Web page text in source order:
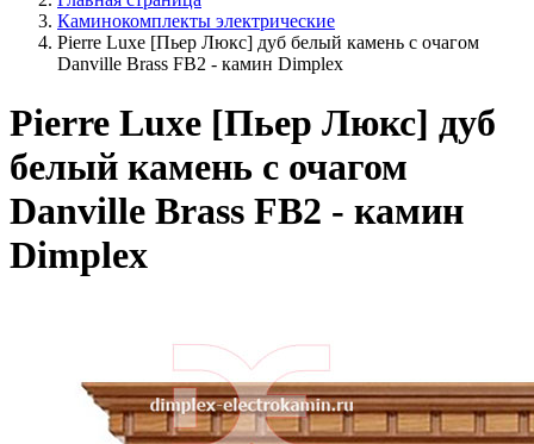
Каминокомплекты электрические
Pierre Luxe [Пьер Люкс] дуб белый камень с очагом
Danville Brass FB2 - камин Dimplex
Pierre Luxe [Пьер Люкс] дуб
белый камень с очагом
Danville Brass FB2 - камин
Dimplex